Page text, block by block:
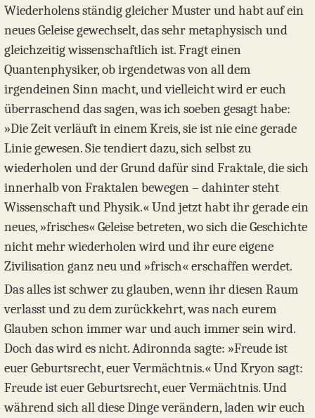
Wiederholens ständig gleicher Muster und habt auf ein
neues Geleise gewechselt, das sehr metaphysisch und
gleichzeitig wissenschaftlich ist. Fragt einen
Quantenphysiker, ob irgendetwas von all dem
irgendeinen Sinn macht, und vielleicht wird er euch
überraschend das sagen, was ich soeben gesagt habe:
»Die Zeit verläuft in einem Kreis, sie ist nie eine gerade
Linie gewesen. Sie tendiert dazu, sich selbst zu
wiederholen und der Grund dafür sind Fraktale, die sich
innerhalb von Fraktalen bewegen – dahinter steht
Wissenschaft und Physik.« Und jetzt habt ihr gerade ein
neues, »frisches« Geleise betreten, wo sich die Geschichte
nicht mehr wiederholen wird und ihr eure eigene
Zivilisation ganz neu und »frisch« erschaffen werdet.
Das alles ist schwer zu glauben, wenn ihr diesen Raum
verlasst und zu dem zurückkehrt, was nach eurem
Glauben schon immer war und auch immer sein wird.
Doch das wird es nicht. Adironnda sagte: »Freude ist
euer Geburtsrecht, euer Vermächtnis.« Und Kryon sagt:
Freude ist euer Geburtsrecht, euer Vermächtnis. Und
während sich all diese Dinge verändern, laden wir euch